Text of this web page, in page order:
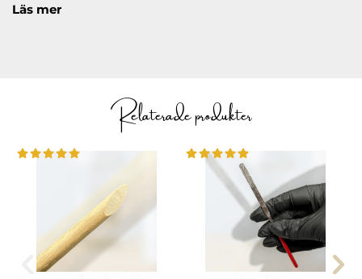
Läs mer
Relaterade produkter